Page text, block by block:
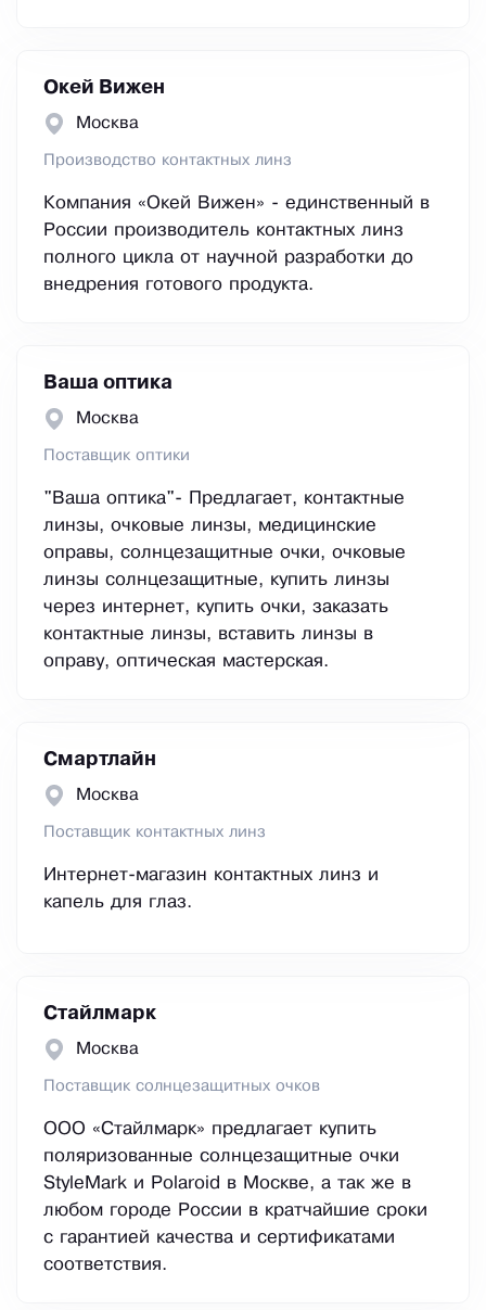
Окей Вижен
Москва
Производство контактных линз
Компания «Окей Вижен» - единственный в
России производитель контактных линз
полного цикла от научной разработки до
внедрения готового продукта.
Ваша оптика
Москва
Поставщик оптики
"Ваша оптика"- Предлагает, контактные
линзы, очковые линзы, медицинские
оправы, солнцезащитные очки, очковые
линзы солнцезащитные, купить линзы
через интернет, купить очки, заказать
контактные линзы, вставить линзы в
оправу, оптическая мастерская.
Смартлайн
Москва
Поставщик контактных линз
Интернет-магазин контактных линз и
капель для глаз.
Стайлмарк
Москва
Поставщик солнцезащитных очков
ООО «Стайлмарк» предлагает купить
поляризованные солнцезащитные очки
StyleMark и Polaroid в Москве, а так же в
любом городе России в кратчайшие сроки
с гарантией качества и сертификатами
соответствия.